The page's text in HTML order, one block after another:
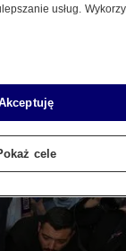
usług.
cele